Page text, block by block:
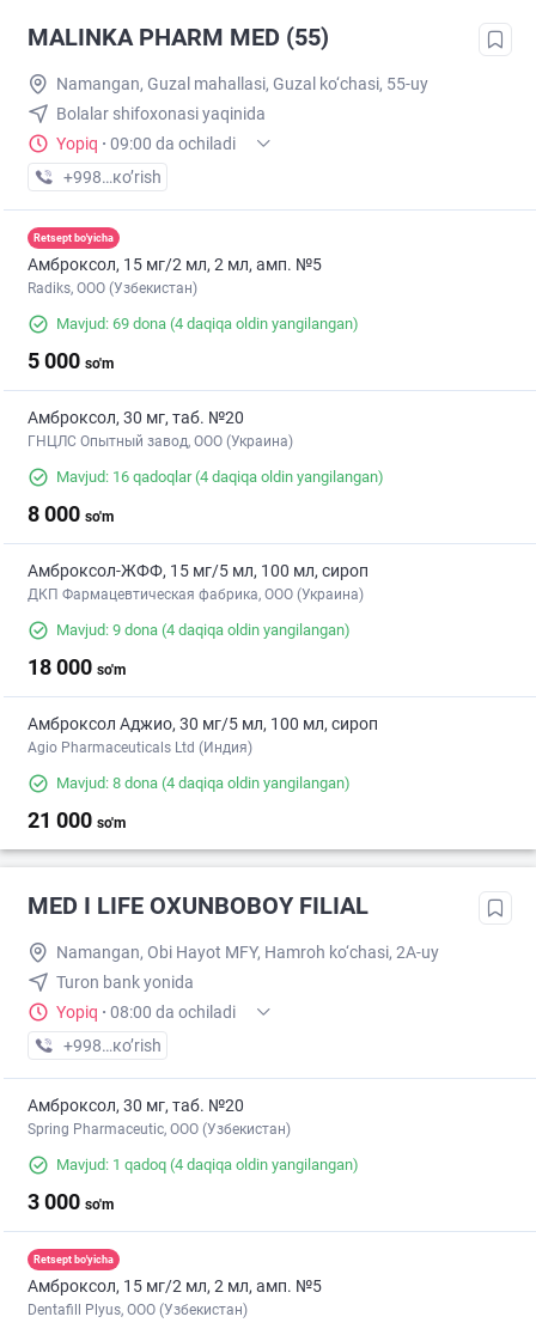
MALINKA PHARM MED (55)
Namangan, Guzal mahallasi, Guzal ko‘chasi, 55-uy
Bolalar shifoxonasi yaqinida
Yopiq · 09:00 da ochiladi
+998 (91) XXX-XX-XX
кo’rish
Retsept bo'yicha
Амброксол, 15 мг/2 мл, 2 мл, амп. №5
Radiks, ООО (Узбекистан)
Mavjud: 69 dona (4 daqiqa oldin yangilangan)
5 000 so'm
Амброксол, 30 мг, таб. №20
ГНЦЛС Опытный завод, ООО (Украина)
Mavjud: 16 qadoqlar(4 daqiqa oldin yangilangan)
8 000 so'm
Амброксол-ЖФФ, 15 мг/5 мл, 100 мл, сироп
ДКП Фармацевтическая фабрика, ООО (Украина)
Mavjud: 9 dona (4 daqiqa oldin yangilangan)
18 000 so'm
Амброксол Аджио, 30 мг/5 мл, 100 мл, сироп
Agio Pharmaceuticals Ltd (Индия)
Mavjud: 8 dona (4 daqiqa oldin yangilangan)
21 000 so'm
MED I LIFE OXUNBOBOY FILIAL
Namangan, Obi Hayot MFY, Hamroh ko‘chasi, 2A-uy
Turon bank yonida
Yopiq · 08:00 da ochiladi
+998 (91) XXX-XX-XX
кo’rish
Амброксол, 30 мг, таб. №20
Spring Pharmaceutic, ООО (Узбекистан)
Mavjud: 1 qadoq (4 daqiqa oldin yangilangan)
3 000 so'm
Retsept bo'yicha
Амброксол, 15 мг/2 мл, 2 мл, амп. №5
Dentafill Plyus, ООО (Узбекистан)